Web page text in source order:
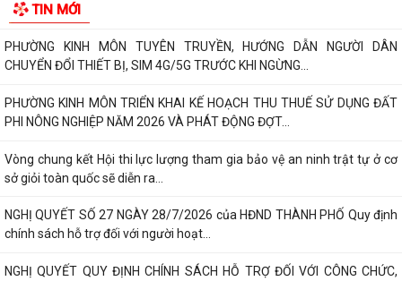
TIN MỚI
sách những phụ nữ sinh con thứ hai trước...
PHƯỜNG KINH MÔN TUYÊN TRUYỀN, HƯỚNG DẪN NGƯỜI DÂN
CHUYỂN ĐỔI THIẾT BỊ, SIM 4G/5G TRƯỚC KHI NGỪNG...
PHƯỜNG KINH MÔN TRIỂN KHAI KẾ HOẠCH THU THUẾ SỬ DỤNG ĐẤT
PHI NÔNG NGHIỆP NĂM 2026 VÀ PHÁT ĐỘNG ĐỢT...
Vòng chung kết Hội thi lực lượng tham gia bảo vệ an ninh trật tự ở cơ
sở giỏi toàn quốc sẽ diễn ra...
NGHỊ QUYẾT SỐ 27 NGÀY 28/7/2026 của HĐND THÀNH PHỐ Quy định
chính sách hỗ trợ đối với người hoạt...
NGHỊ QUYẾT QUY ĐỊNH CHÍNH SÁCH HỖ TRỢ ĐỐI VỚI CÔNG CHỨC,